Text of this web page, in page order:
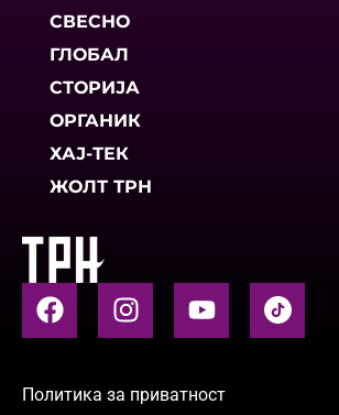
СВЕСНО
ГЛОБАЛ
СТОРИЈА
ОРГАНИК
ХАЈ-ТЕК
ЖОЛТ ТРН
Политика за приватност